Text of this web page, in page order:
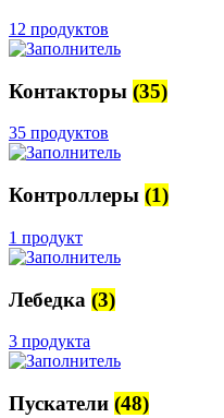
12 продуктов
Контакторы (35)
35 продуктов
Контроллеры (1)
1 продукт
Лебедка (3)
3 продукта
Пускатели (48)